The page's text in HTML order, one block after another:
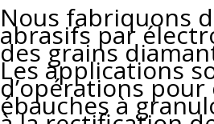
Nous fabriquons
abrasifs par
des grains
Les applications
d’opérations
ébauches à